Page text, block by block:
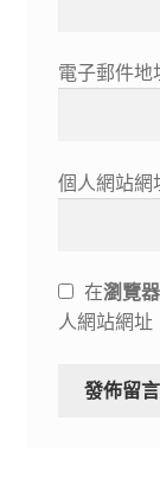
電子郵件地
個人網站網
在瀏覽器
人網站網址